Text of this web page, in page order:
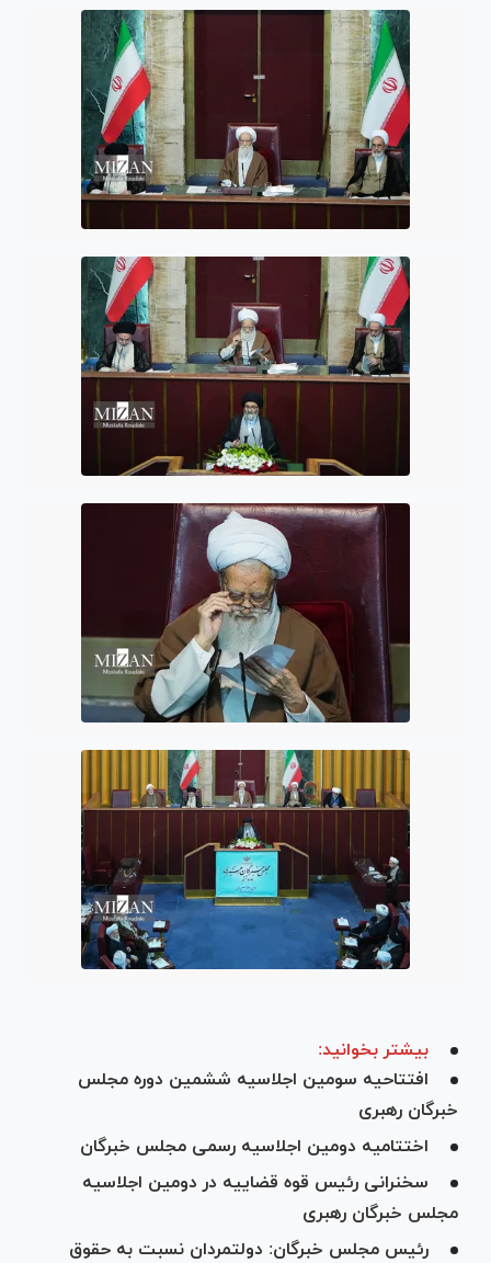
بیشتر بخوانید:
افتتاحیه سومین اجلاسیه ششمین دوره مجلس
خبرگان رهبری
اختتامیه دومین اجلاسیه رسمی مجلس خبرگان
سخنرانی رئیس قوه قضاییه در دومین اجلاسیه
مجلس خبرگان رهبری
رئیس مجلس خبرگان: دولتمردان نسبت به حقوق